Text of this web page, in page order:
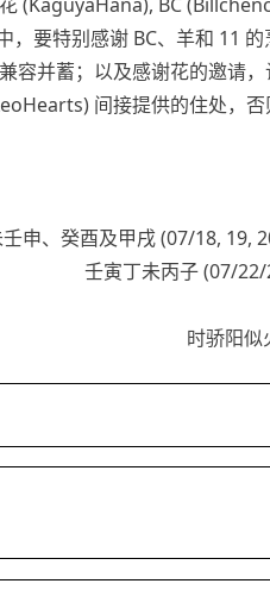
要特别感谢 BC、羊和 11 的
容并蓄；以及感谢花的邀请
间接提供的住处，否
申、癸酉及甲戌 (07/18, 19,
壬寅丁未丙子 (07/
时骄阳似